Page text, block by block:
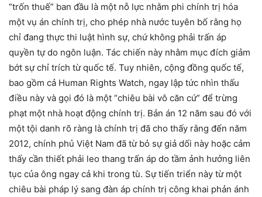
“trốn thuế” ban đầu là một nỗ lực nhằm phi chính trị hóa
một vụ án chính trị, cho phép nhà nước tuyên bố rằng họ
chỉ đang thực thi luật hình sự, chứ không phải trấn áp
quyền tự do ngôn luận. Tác chiến này nhằm mục đích giảm
bớt sự chỉ trích từ quốc tế. Tuy nhiên, cộng đồng quốc tế,
bao gồm cả Human Rights Watch, ngay lập tức nhìn thấu
điều này và gọi đó là một “chiêu bài vô căn cứ” để trừng
phạt một nhà hoạt động chính trị. Bản án 12 năm sau đó với
một tội danh rõ ràng là chính trị đã cho thấy rằng đến năm
2012, chính phủ Việt Nam đã từ bỏ sự giả dối này hoặc cảm
thấy cần thiết phải leo thang trấn áp do tầm ảnh hưởng liên
tục của ông ngay cả khi trong tù. Sự tiến triển này từ một
chiêu bài pháp lý sang đàn áp chính trị công khai phản ánh